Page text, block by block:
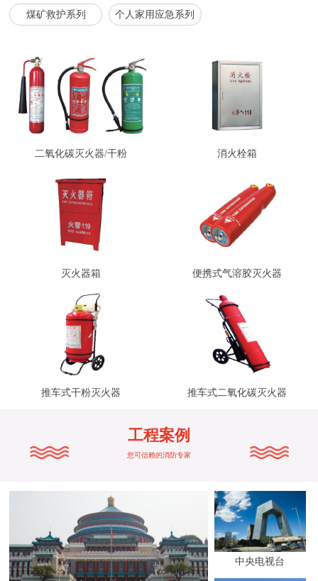
煤矿救护系列 个人家用应急系列
二氧化碳灭火器/干粉 消火栓箱
灭火器箱 便携式气溶胶灭火器
推车式干粉灭火器 推车式二氧化碳灭火器
工程案例
您可信赖的消防专家
中央电视台